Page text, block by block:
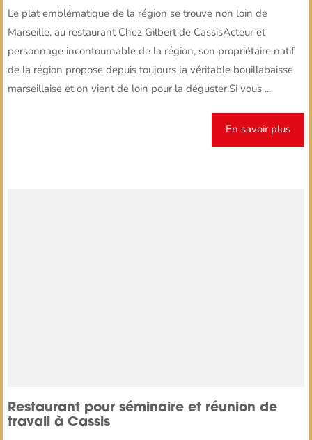
Le plat emblématique de la région se trouve non loin de
Marseille, au restaurant Chez Gilbert de CassisActeur et
personnage incontournable de la région, son propriétaire natif
de la région propose depuis toujours la véritable bouillabaisse
marseillaise et on vient de loin pour la déguster.Si vous ...
En savoir plus
Restaurant pour séminaire et réunion de
travail à Cassis